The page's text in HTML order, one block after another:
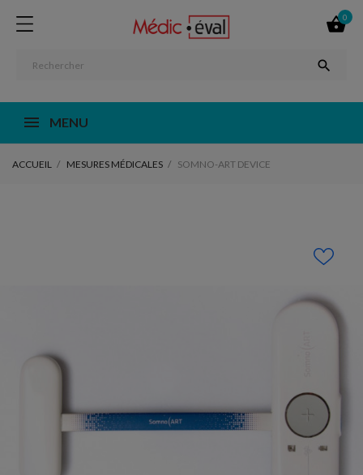

0

MENU
ACCUEIL MESURES MÉDICALES SOMNO-ART DEVICE